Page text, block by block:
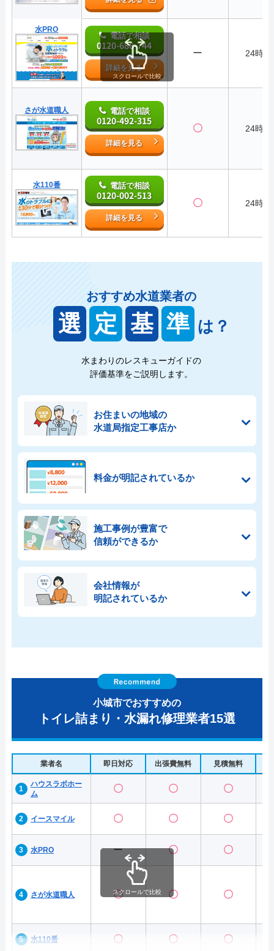
水PRO
電話で相談
0120-688-744
詳細を見る
ー 24時間
さが水道職人 電話で相談
0120-492-315
詳細を見る
〇 24時間
水110番 電話で相談
0120-002-513
詳細を見る
〇 24時間
スクロールで比較
おすすめ水道業者の
選 定 基 準 は？
水まわりのレスキューガイドの
評価基準をご説明します。
お住まいの地域の
水道局指定工事店か
料金が明記されているか
施工事例が豊富で
信頼ができるか
会社情報が
明記されているか
小城市でおすすめの
トイレ詰まり・水漏れ修理業者15選
業者名 即日対応 出張費無料 見積無料
ハウスラボホー
ム
〇 〇 〇
イースマイル 〇 〇 〇
水PRO ー 〇 〇
さが水道職人 〇 〇 〇
水110番 〇 〇 〇
スクロールで比較